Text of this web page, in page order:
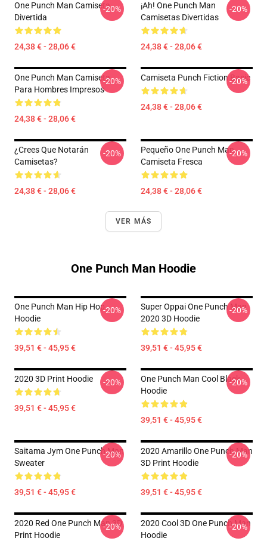
One Punch Man Camiseta
Divertida
24,38 € - 28,06 €
-20%
¡Ah! One Punch Man
Camisetas Divertidas
24,38 € - 28,06 €
-20%
One Punch Man Camiseta
Para Hombres Impresos
24,38 € - 28,06 €
-20% Camiseta Punch Fiction Basic
24,38 € - 28,06 €
-20%
¿Crees Que Notarán
Camisetas?
24,38 € - 28,06 €
-20%
Pequeño One Punch Man
Camiseta Fresca
24,38 € - 28,06 €
-20%
VER MÁS
One Punch Man Hoodie
One Punch Man Hip Hop
Hoodie
39,51 € - 45,95 €
-20%
Super Oppai One Punch Man
2020 3D Hoodie
39,51 € - 45,95 €
-20%
2020 3D Print Hoodie
39,51 € - 45,95 €
-20%
One Punch Man Cool Black
Hoodie
39,51 € - 45,95 €
-20%
Saitama Jym One Punch Man
Sweater
39,51 € - 45,95 €
-20%
2020 Amarillo One Punch Man
3D Print Hoodie
39,51 € - 45,95 €
-20%
2020 Red One Punch Man 3D
Print Hoodie
-20%
2020 Cool 3D One Punch Man
Hoodie
-20%